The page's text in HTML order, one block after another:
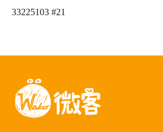
33225103 #21